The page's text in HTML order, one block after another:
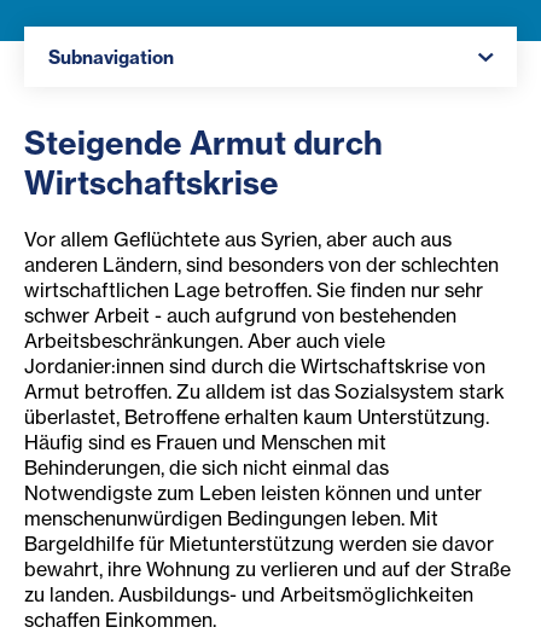
Subnavigation
Steigende Armut durch
Wirtschaftskrise
Vor allem Geflüchtete aus Syrien, aber auch aus
anderen Ländern, sind besonders von der schlechten
wirtschaftlichen Lage betroffen. Sie finden nur sehr
schwer Arbeit - auch aufgrund von bestehenden
Arbeitsbeschränkungen. Aber auch viele
Jordanier:innen sind durch die Wirtschaftskrise von
Armut betroffen. Zu alldem ist das Sozialsystem stark
überlastet, Betroffene erhalten kaum Unterstützung.
Häufig sind es Frauen und Menschen mit
Behinderungen, die sich nicht einmal das
Notwendigste zum Leben leisten können und unter
menschenunwürdigen Bedingungen leben. Mit
Bargeldhilfe für Mietunterstützung werden sie davor
bewahrt, ihre Wohnung zu verlieren und auf der Straße
zu landen. Ausbildungs- und Arbeitsmöglichkeiten
schaffen Einkommen.